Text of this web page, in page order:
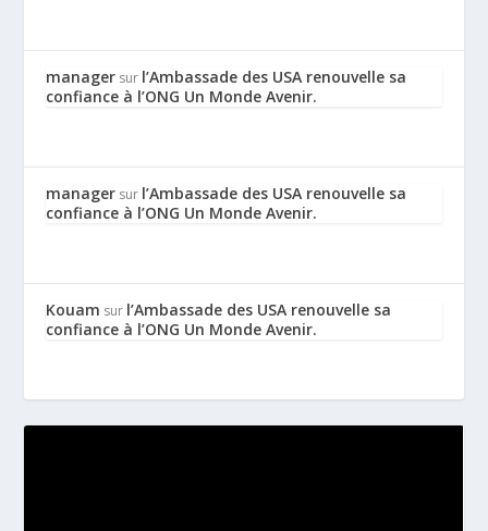
manager sur l’Ambassade des USA renouvelle sa
confiance à l’ONG Un Monde Avenir.
manager sur l’Ambassade des USA renouvelle sa
confiance à l’ONG Un Monde Avenir.
Kouam sur l’Ambassade des USA renouvelle sa
confiance à l’ONG Un Monde Avenir.